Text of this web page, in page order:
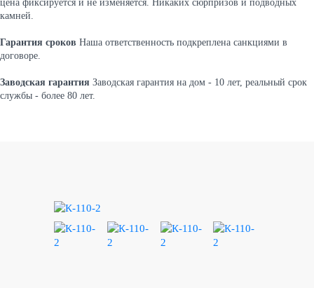
цена фиксируется и не изменяется. Никаких сюрпризов и подводных
камней.
Гарантия сроков Наша ответственность подкреплена санкциями в
договоре.
Заводская гарантия Заводская гарантия на дом - 10 лет, реальный срок
службы - более 80 лет.